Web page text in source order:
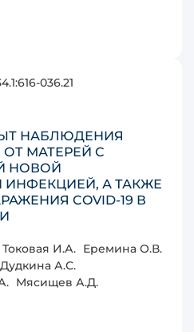
036.21
НАБЛЮДЕНИЯ
МАТЕРЕЙ С
НОВОЙ
А ТАКЖЕ
COVID-19 В
Токовая И.А. Еремина О.В.
Дудкина А.С.
Мясищев А.Д.